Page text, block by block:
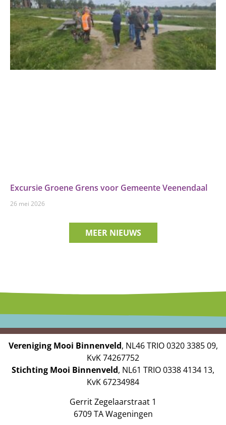
Excursie Groene Grens voor Gemeente Veenendaal
26 mei 2026
MEER NIEUWS
Vereniging Mooi Binnenveld, NL46 TRIO 0320 3385 09,
KvK 74267752
Stichting Mooi Binnenveld, NL61 TRIO 0338 4134 13,
KvK 67234984
Gerrit Zegelaarstraat 1
6709 TA Wageningen